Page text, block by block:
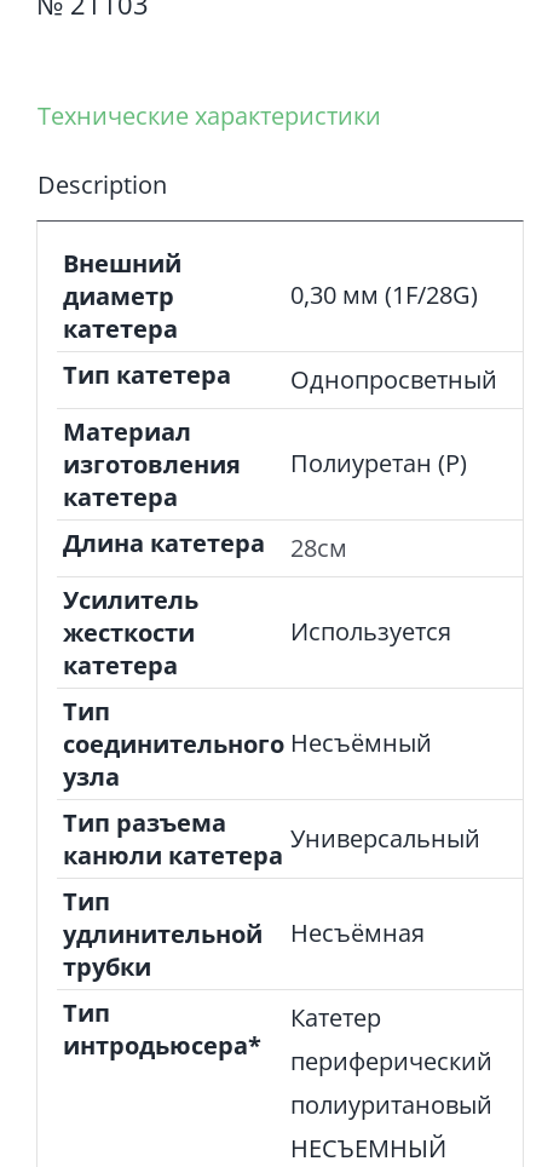
Технические характеристики
Description
Внешний
диаметр
катетера
0,30 мм (1F/28G)
Тип катетера
Однопросветный
Материал
изготовления
катетера
Полиуретан (P)
Длина катетера
28см
Усилитель
жесткости
катетера
Используется
Тип
соединительного
узла
Несъёмный
Тип разъема
канюли катетера
Универсальный
Тип
удлинительной
трубки
Несъёмная
Тип
интродьюсера*
Катетер
периферический
полиуритановый
НЕСЪЕМНЫЙ